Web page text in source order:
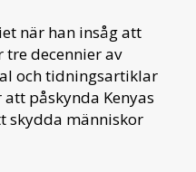
när han insåg att
decennier av
och tidningsartiklar
påskynda Kenyas
skydda människor